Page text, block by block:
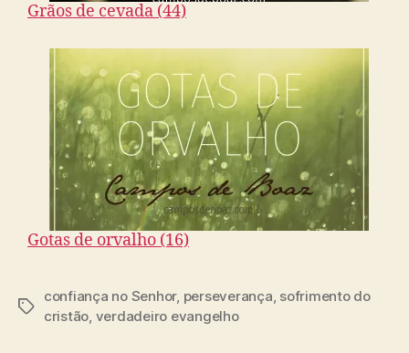
Grãos de cevada (44)
Gotas de orvalho (16)
T
confiança no Senhor, perseverança, sofrimento do
cristão, verdadeiro evangelho